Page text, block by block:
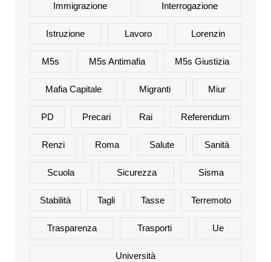
Immigrazione Interrogazione
Istruzione Lavoro Lorenzin
M5s M5s Antimafia M5s Giustizia
Mafia Capitale Migranti Miur
PD Precari Rai Referendum
Renzi Roma Salute Sanità
Scuola Sicurezza Sisma
Stabilità Tagli Tasse Terremoto
Trasparenza Trasporti Ue
Università